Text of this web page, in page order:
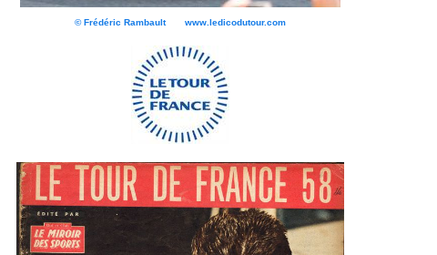
© Frédéric Rambault www.ledicodutour.com